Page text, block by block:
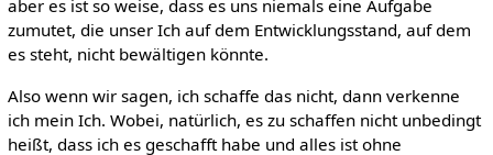
aber es ist so weise, dass es uns niemals eine Aufgabe
zumutet, die unser Ich auf dem Entwicklungsstand, auf dem
es steht, nicht bewältigen könnte.
Also wenn wir sagen, ich schaffe das nicht, dann verkenne
ich mein Ich. Wobei, natürlich, es zu schaffen nicht unbedingt
heißt, dass ich es geschafft habe und alles ist ohne